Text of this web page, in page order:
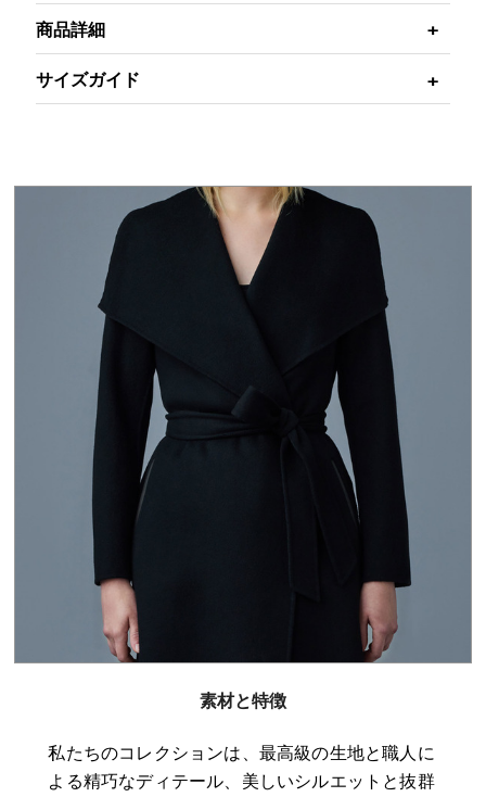
商品詳細
サイズガイド
素材と特徴
私たちのコレクションは、最高級の生地と職人に
よる精巧なディテール、美しいシルエットと抜群